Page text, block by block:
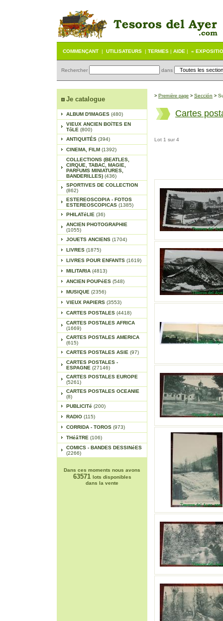
COMMENÇANT | UTILISATEURS | TERMES | AIDE | «
Rechercher dans
Je catalogue
ALBUM D'IMAGES (480)
VIEUX ANCIEN BOîTES EN
TôLE (800)
ANTIQUITÉS (394)
CINEMA, FILM (1392)
COLLECTIONS (BEATLES,
CIRQUE, TABAC, MAGIE,
PARFUMS MINIATURES,
BANDERILLES) (436)
SPORTIVES DE COLLECTION
(862)
ESTEREOSCOPIA - FOTOS
ESTEREOSCOPICAS (1385)
PHILATéLIE (36)
ANCIEN PHOTOGRAPHIE
(1055)
JOUETS ANCIENS (1704)
LIVRES (1875)
LIVRES POUR ENFANTS (1619)
MILITARIA (4813)
ANCIEN POUPéES (548)
MUSIQUE (2356)
VIEUX PAPIERS (3553)
CARTES POSTALES (4418)
CARTES POSTALES AFRICA
(1669)
CARTES POSTALES AMERICA
(615)
CARTES POSTALES ASIE (97)
CARTES POSTALES -
ESPAGNE (27146)
CARTES POSTALES EUROPE
(5261)
CARTES POSTALES OCEANIE
(8)
PUBLICITé (200)
RADIO (115)
CORRIDA - TOROS (973)
THéâTRE (106)
COMICS - BANDES DESSINéES
(2266)
Dans ces moments nous avons
63571 lots disponibles
dans la vente
> Première page > Sección >
Cartes
Lot 1 sur 4